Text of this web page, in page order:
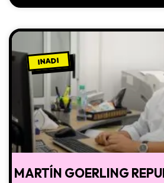
INADI
MARTÍN GOERLING